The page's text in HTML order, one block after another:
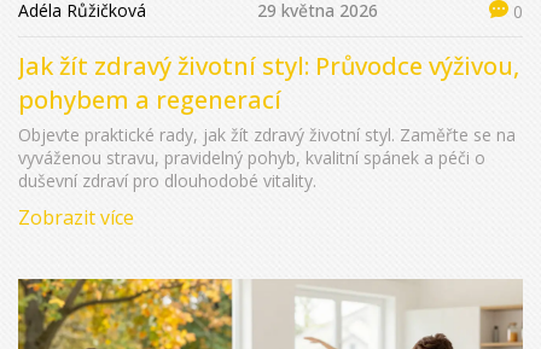
Adéla Růžičková 29 května 2026 0
Jak žít zdravý životní styl: Průvodce výživou,
pohybem a regenerací
Objevte praktické rady, jak žít zdravý životní styl. Zaměřte se na
vyváženou stravu, pravidelný pohyb, kvalitní spánek a péči o
duševní zdraví pro dlouhodobé vitality.
Zobrazit více